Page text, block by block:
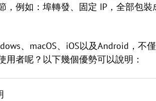
，例如：埠轉發、固定 IP，全部包
、macOS、iOS以及Android，不
者呢？以下幾個優勢可以說明：